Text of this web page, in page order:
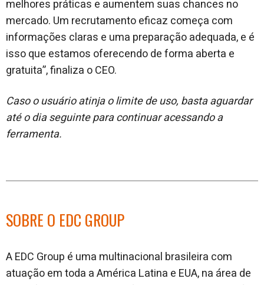
melhores práticas e aumentem suas chances no
mercado. Um recrutamento eficaz começa com
informações claras e uma preparação adequada, e é
isso que estamos oferecendo de forma aberta e
gratuita”, finaliza o CEO.
Caso o usuário atinja o limite de uso, basta aguardar
até o dia seguinte para continuar acessando a
ferramenta.
SOBRE O EDC GROUP
A EDC Group é uma multinacional brasileira com
atuação em toda a América Latina e EUA, na área de